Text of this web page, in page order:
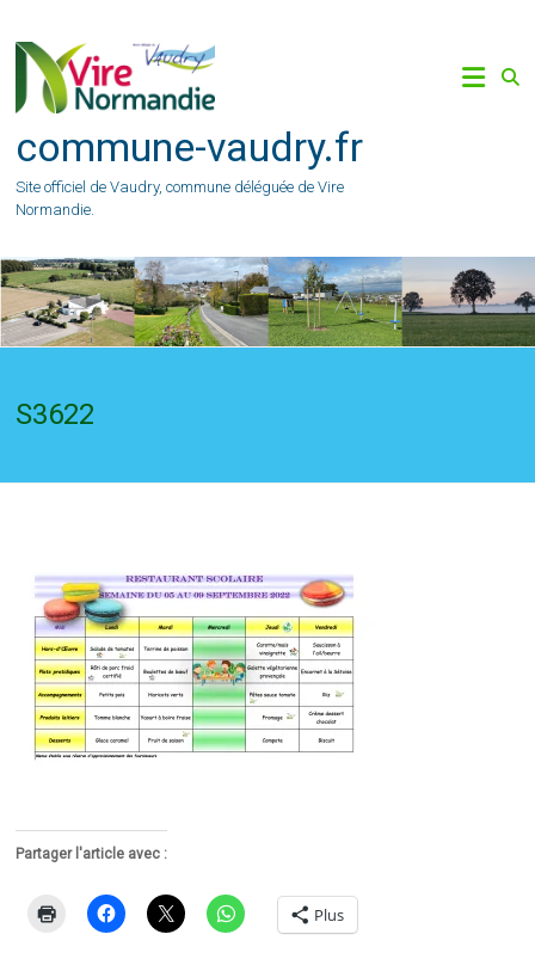
content
commune-vaudry.fr
Site officiel de Vaudry, commune déléguée de Vire
Normandie.
S3622
Partager l'article avec :
Plus